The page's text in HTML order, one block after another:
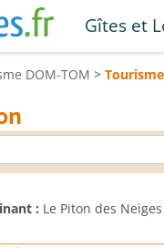
Gîtes et
DOM-TOM > Tourisme
: Le Piton des